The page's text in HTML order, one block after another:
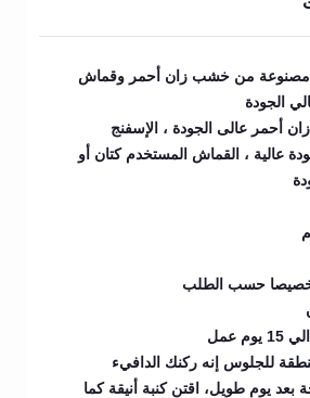
مصنوعة من خشب زان أحمر وقماش
الجودة
أحمر عالى الجودة ، الإسفنج
عالية ، القماش المستخدم كتان أو
خصيصا حسب الطلب
للجلوس إنه ركنك الدافيء
بعد يوم طويل، اقتن كنبة أنيقة كما